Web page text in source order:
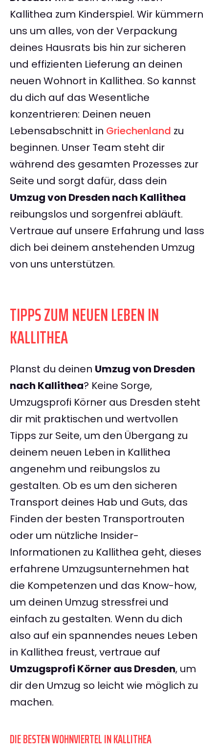
Kallithea zum Kinderspiel. Wir kümmern
uns um alles, von der Verpackung
deines Hausrats bis hin zur sicheren
und effizienten Lieferung an deinen
neuen Wohnort in Kallithea. So kannst
du dich auf das Wesentliche
konzentrieren: Deinen neuen
Lebensabschnitt in Griechenland zu
beginnen. Unser Team steht dir
während des gesamten Prozesses zur
Seite und sorgt dafür, dass dein
Umzug von Dresden nach Kallithea
reibungslos und sorgenfrei abläuft.
Vertraue auf unsere Erfahrung und lass
dich bei deinem anstehenden Umzug
von uns unterstützen.
TIPPS ZUM NEUEN LEBEN IN
KALLITHEA
Planst du deinen Umzug von Dresden
nach Kallithea? Keine Sorge,
Umzugsprofi Körner aus Dresden steht
dir mit praktischen und wertvollen
Tipps zur Seite, um den Übergang zu
deinem neuen Leben in Kallithea
angenehm und reibungslos zu
gestalten. Ob es um den sicheren
Transport deines Hab und Guts, das
Finden der besten Transportrouten
oder um nützliche Insider-
Informationen zu Kallithea geht, dieses
erfahrene Umzugsunternehmen hat
die Kompetenzen und das Know-how,
um deinen Umzug stressfrei und
einfach zu gestalten. Wenn du dich
also auf ein spannendes neues Leben
in Kallithea freust, vertraue auf
Umzugsprofi Körner aus Dresden, um
dir den Umzug so leicht wie möglich zu
machen.
DIE BESTEN WOHNVIERTEL IN KALLITHEA